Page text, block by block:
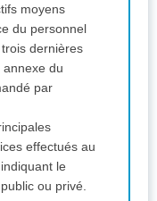
moyens
du personnel
dernières
du
par
effectués au
le
ou privé.